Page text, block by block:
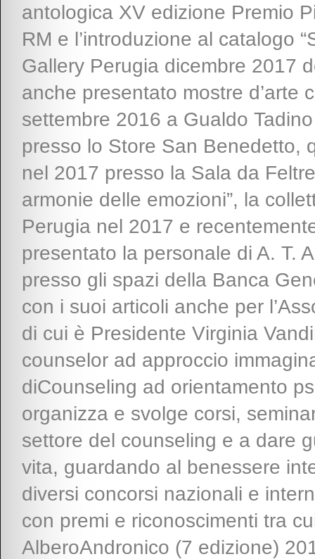
antologica XV edizione Premio
RM e l’introduzione al catalogo
Gallery Perugia dicembre 2017
anche presentato mostre d’arte
settembre 2016 a Gualdo
presso lo Store San Benedetto,
nel 2017 presso la Sala da
armonie delle emozioni”, la
Perugia nel 2017 e
presentato la personale di A. T.
presso gli spazi della Banca
con i suoi articoli anche per
di cui è Presidente Virginia
counselor ad approccio
diCounseling ad orientamento
organizza e svolge corsi,
settore del counseling e a dare
vita, guardando al benessere
diversi concorsi nazionali e
con premi e riconoscimenti tra
AlberoAndronico (7 edizione)